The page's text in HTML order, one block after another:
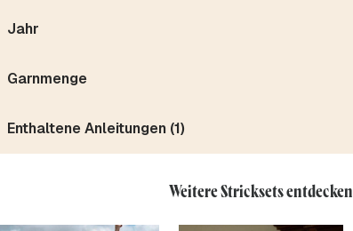
Jahr
Garnmenge
Enthaltene Anleitungen (1)
Weitere Stricksets entdecken